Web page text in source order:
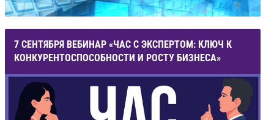
7 СЕНТЯБРЯ ВЕБИНАР «ЧАС С ЭКСПЕРТОМ: КЛЮЧ К
КОНКУРЕНТОСПОСОБНОСТИ И РОСТУ БИЗНЕСА»